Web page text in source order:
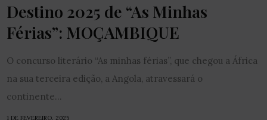
Destino 2025 de “As Minhas
Férias”: MOÇAMBIQUE
O concurso literário “As minhas férias”, que chegou a África
na sua terceira edição, a Angola, atravessará o
continente...
1 DE FEVEREIRO, 2025